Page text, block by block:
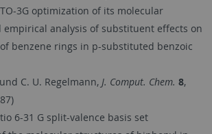
3G optimization of its molecular
empirical analysis of substituent effects on
benzene rings in p-substituted benzoic
C. U. Regelmann, J. Comput. Chem. 8,
6-31 G split-valence basis set